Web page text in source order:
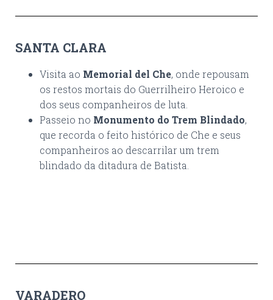
SANTA CLARA
Visita ao Memorial del Che, onde repousam
os restos mortais do Guerrilheiro Heroico e
dos seus companheiros de luta.
Passeio no Monumento do Trem Blindado,
que recorda o feito histórico de Che e seus
companheiros ao descarrilar um trem
blindado da ditadura de Batista.
VARADERO